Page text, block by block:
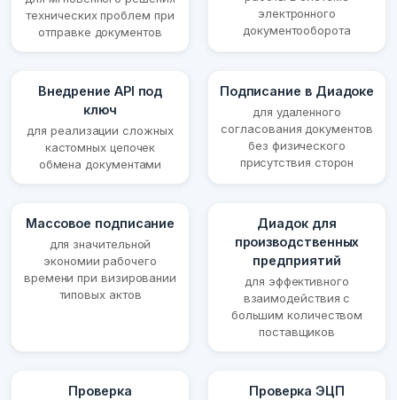
технических проблем при
отправке документов
электронного
документооборота
Внедрение API под
ключ
для реализации сложных
кастомных цепочек
обмена документами
Подписание в Диадоке
для удаленного
согласования документов
без физического
присутствия сторон
Массовое подписание
для значительной
экономии рабочего
времени при визировании
типовых актов
Диадок для
производственных
предприятий
для эффективного
взаимодействия с
большим количеством
поставщиков
Проверка
Проверка ЭЦП